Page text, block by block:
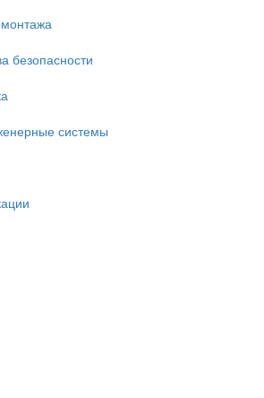
безопасности
системы